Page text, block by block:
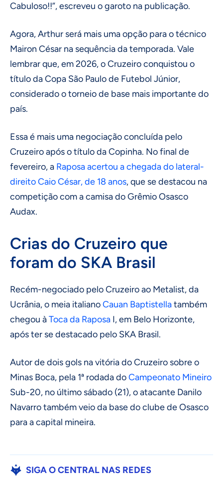
Cabuloso!!”, escreveu o garoto na publicação.
Agora, Arthur será mais uma opção para o técnico
Mairon César na sequência da temporada. Vale
lembrar que, em 2026, o Cruzeiro conquistou o
título da Copa São Paulo de Futebol Júnior,
considerado o torneio de base mais importante do
país.
Essa é mais uma negociação concluída pelo
Cruzeiro após o título da Copinha. No final de
fevereiro, a Raposa acertou a chegada do lateral-
direito Caio César, de 18 anos, que se destacou na
competição com a camisa do Grêmio Osasco
Audax.
Crias do Cruzeiro que
foram do SKA Brasil
Recém-negociado pelo Cruzeiro ao Metalist, da
Ucrânia, o meia italianoCauan Baptistellatambém
chegou àToca da Raposa I, em Belo Horizonte,
após ter se destacado pelo SKA Brasil.
Autor de dois gols na vitória do Cruzeiro sobre o
Minas Boca, pela 1ª rodada doCampeonato Mineiro
Sub-20, no último sábado (21), o atacante Danilo
Navarro também veio da base do clube de Osasco
para a capital mineira.
SIGA O CENTRAL NAS REDES